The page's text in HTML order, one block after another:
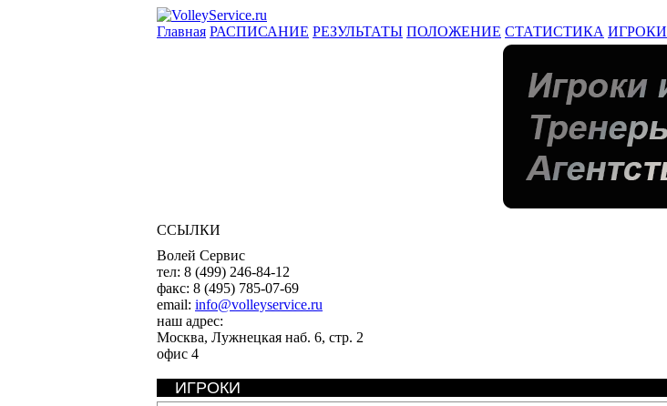
Главная РАСПИСАНИЕ РЕЗУЛЬТАТЫ ПОЛОЖЕНИЕ СТАТИСТИКА ИГРОКИ
ССЫЛКИ
Волей Сервис
тел: 8 (499) 246-84-12
факс: 8 (495) 785-07-69
email: info@volleyservice.ru
наш адрес:
Москва, Лужнецкая наб. 6, стр. 2
офис 4
ИГРОКИ